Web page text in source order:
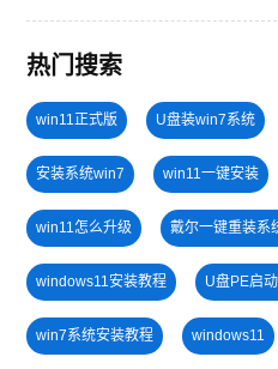
热门搜索
win11正式版 U盘装win7系统
安装系统win7 win11一键安装
win11怎么升级 戴尔一键重装系
windows11安装教程 U盘PE启
win7系统安装教程 windows11